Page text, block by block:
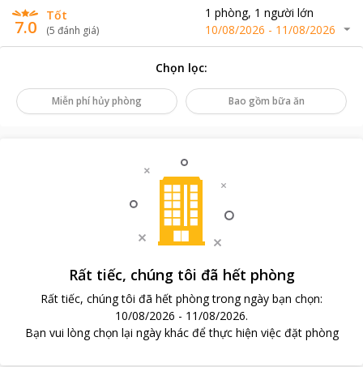
7.0
Tốt
(5 đánh giá)
1 phòng, 1 người lớn
10/08/2026 - 11/08/2026
Chọn lọc:
Miễn phí hủy phòng Bao gồm bữa ăn
Rất tiếc, chúng tôi đã hết phòng
Rất tiếc, chúng tôi đã hết phòng trong ngày bạn chọn:
10/08/2026 - 11/08/2026.
Bạn vui lòng chọn lại ngày khác để thực hiện việc đặt phòng